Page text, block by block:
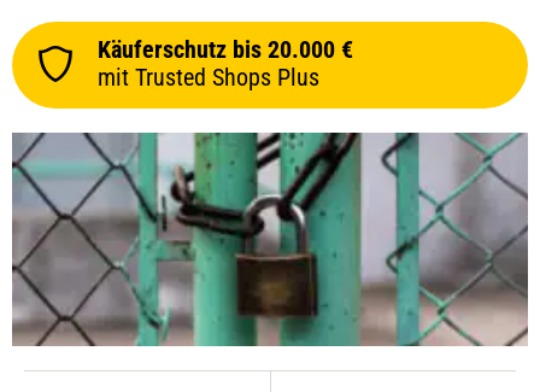
Käuferschutz bis 20.000 €
mit Trusted Shops Plus